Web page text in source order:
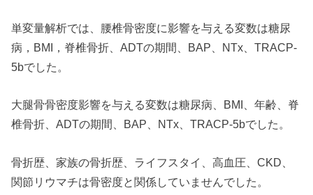
単変量解析では、腰椎骨密度に影響を与える変数は糖尿
病，BMI，脊椎骨折、ADTの期間、BAP、NTx、TRACP-
5bでした。
大腿骨骨密度影響を与える変数は糖尿病、BMI、年齢、脊
椎骨折、ADTの期間、BAP、NTx、TRACP-5bでした。
骨折歴、家族の骨折歴、ライフスタイ、高血圧、CKD、
関節リウマチは骨密度と関係していませんでした。